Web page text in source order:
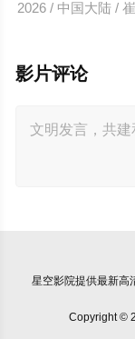
2026 / 中国大陆 /
影片评论
星空影院提供最新高
Copyright ©